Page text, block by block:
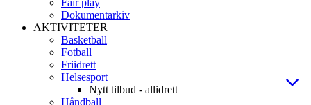
Fair play
Dokumentarkiv
AKTIVITETER
Basketball
Fotball
Friidrett
Helsesport
Nytt tilbud - allidrett
Håndball